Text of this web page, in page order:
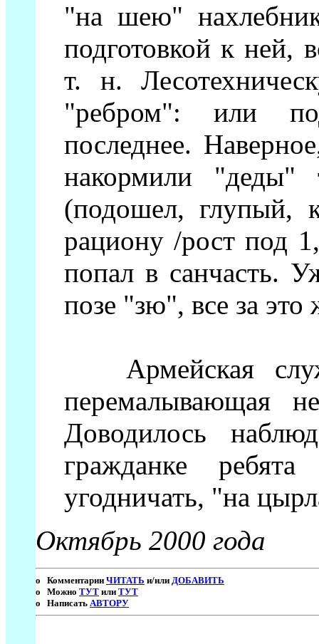
"на шею"
подготовкой к ней,
т. н.
"ребром": или
последнее.
накормили "деды"
(подошел, глупый,
рациону /рост под
попал в санчасть.
позе "зю", все за это
Армейская
перемалывающая
Доводилось
гражданке ребята
угодничать, "на
Октябрь 2000 года
o Комментарии ЧИТАТЬ и/или ДОБАВИТЬ
o Можно ТУТ или ТУТ
о Написать АВТОРУ